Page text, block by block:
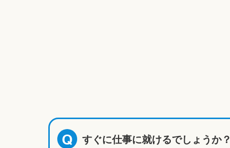
Q すぐに仕事に就けるでしょうか？